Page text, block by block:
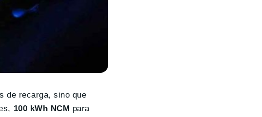
de recarga, sino que
100 kWh NCM para